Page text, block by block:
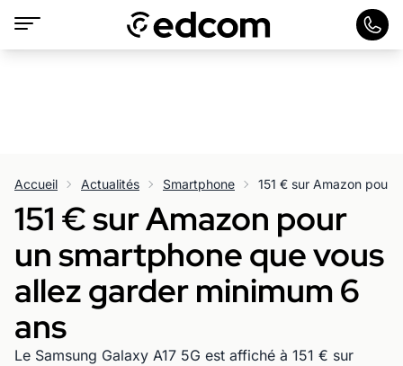
Accueil Actualités Smartphone
151 € sur Amazon pour
un smartphone que vous
allez garder minimum 6
ans
Le Samsung Galaxy A17 5G est affiché à 151 € sur